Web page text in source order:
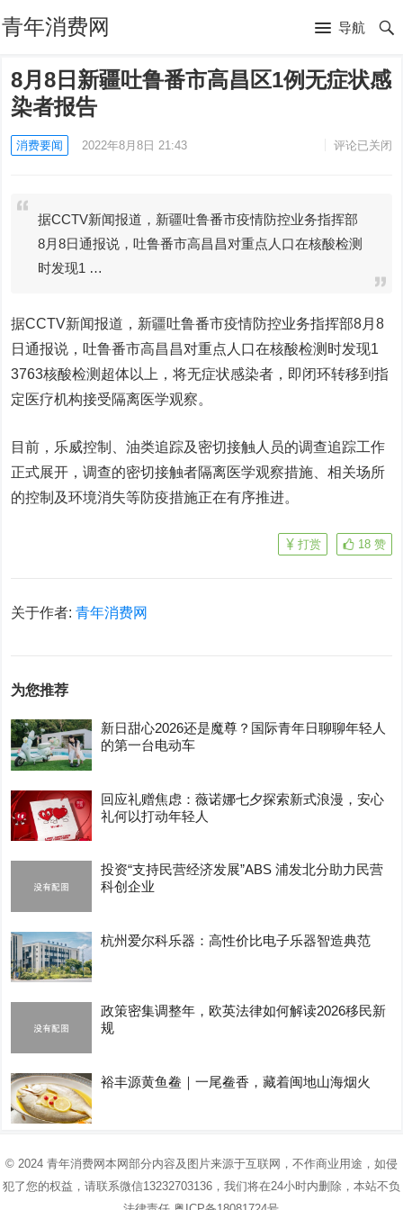
青年消费网 导航
8月8日新疆吐鲁番市高昌区1例无症状感
染者报告
消费要闻 2022年8月8日 21:43 评论已关闭
据CCTV新闻报道，新疆吐鲁番市疫情防控业务指挥部
8月8日通报说，吐鲁番市高昌昌对重点人口在核酸检测
时发现1 …
据CCTV新闻报道，新疆吐鲁番市疫情防控业务指挥部8月8
日通报说，吐鲁番市高昌昌对重点人口在核酸检测时发现1
3763核酸检测超体以上，将无症状感染者，即闭环转移到指
定医疗机构接受隔离医学观察。
目前，乐威控制、油类追踪及密切接触人员的调查追踪工作
正式展开，调查的密切接触者隔离医学观察措施、相关场所
的控制及环境消失等防疫措施正在有序推进。
18 赞
打赏
关于作者:青年消费网
为您推荐
新日甜心2026还是魔尊？国际青年日聊聊年轻人
的第一台电动车
回应礼赠焦虑：薇诺娜七夕探索新式浪漫，安心
礼何以打动年轻人
投资“支持民营经济发展”ABS 浦发北分助力民营
科创企业
杭州爱尔科乐器：高性价比电子乐器智造典范
政策密集调整年，欧英法律如何解读2026移民新
规
裕丰源黄鱼鲞｜一尾鲞香，藏着闽地山海烟火
© 2024 青年消费网本网部分内容及图片来源于互联网，不作商业用途，如侵
犯了您的权益，请联系微信13232703136，我们将在24小时内删除，本站不负